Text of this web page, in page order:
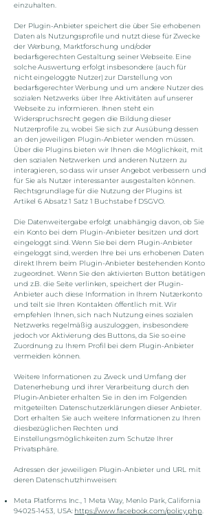
einzuhalten.
Der Plugin-Anbieter speichert die über Sie erhobenen
Daten als Nutzungsprofile und nutzt diese für Zwecke
der Werbung, Marktforschung und/oder
bedarfsgerechten Gestaltung seiner Webseite. Eine
solche Auswertung erfolgt insbesondere (auch für
nicht eingeloggte Nutzer) zur Darstellung von
bedarfsgerechter Werbung und um andere Nutzer des
sozialen Netzwerks über Ihre Aktivitäten auf unserer
Webseite zu informieren. Ihnen steht ein
Widerspruchsrecht gegen die Bildung dieser
Nutzerprofile zu, wobei Sie sich zur Ausübung dessen
an den jeweiligen Plugin-Anbieter wenden müssen.
Über die Plugins bieten wir Ihnen die Möglichkeit, mit
den sozialen Netzwerken und anderen Nutzern zu
interagieren, so dass wir unser Angebot verbessern und
für Sie als Nutzer interessanter ausgestalten können.
Rechtsgrundlage für die Nutzung der Plugins ist
Artikel 6 Absatz 1 Satz 1 Buchstabe f DSGVO.
Die Datenweitergabe erfolgt unabhängig davon, ob Sie
ein Konto bei dem Plugin-Anbieter besitzen und dort
eingeloggt sind. Wenn Sie bei dem Plugin-Anbieter
eingeloggt sind, werden Ihre bei uns erhobenen Daten
direkt Ihrem beim Plugin-Anbieter bestehenden Konto
zugeordnet. Wenn Sie den aktivierten Button betätigen
und z.B. die Seite verlinken, speichert der Plugin-
Anbieter auch diese Information in Ihrem Nutzerkonto
und teilt sie Ihren Kontakten öffentlich mit. Wir
empfehlen Ihnen, sich nach Nutzung eines sozialen
Netzwerks regelmäßig auszuloggen, insbesondere
jedoch vor Aktivierung des Buttons, da Sie so eine
Zuordnung zu Ihrem Profil bei dem Plugin-Anbieter
vermeiden können.
Weitere Informationen zu Zweck und Umfang der
Datenerhebung und ihrer Verarbeitung durch den
Plugin-Anbieter erhalten Sie in den im Folgenden
mitgeteilten Datenschutzerklärungen dieser Anbieter.
Dort erhalten Sie auch weitere Informationen zu Ihren
diesbezüglichen Rechten und
Einstellungsmöglichkeiten zum Schutze Ihrer
Privatsphäre.
Adressen der jeweiligen Plugin-Anbieter und URL mit
deren Datenschutzhinweisen:
Meta Platforms Inc., 1 Meta Way, Menlo Park, California
94025-1453, USA: https://www.facebook.com/policy.php.